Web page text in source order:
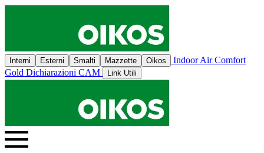
Interni Esterni Smalti Mazzette Oikos
Indoor Air Comfort
Gold Dichiarazioni CAM Link Utili